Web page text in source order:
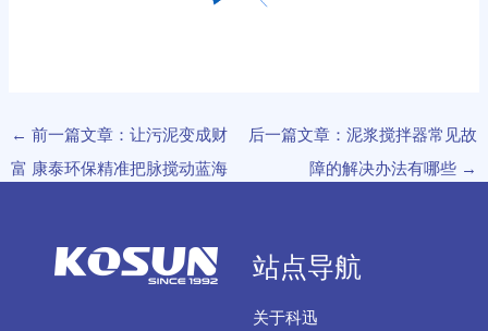
← 前一篇文章：让污泥变成财
富 康泰环保精准把脉搅动蓝海
后一篇文章：泥浆搅拌器常见故
障的解决办法有哪些 →
站点导航
关于科迅